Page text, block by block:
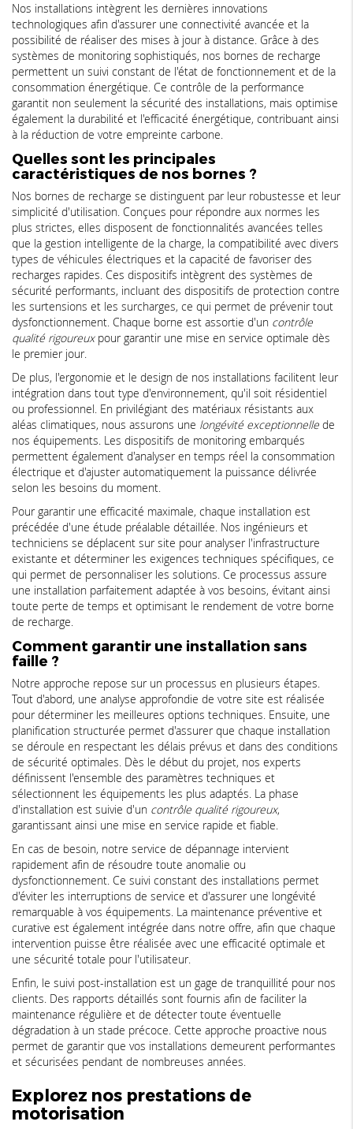
Nos installations intègrent les dernières innovations
technologiques afin d'assurer une connectivité avancée et la
possibilité de réaliser des mises à jour à distance. Grâce à des
systèmes de monitoring sophistiqués, nos bornes de recharge
permettent un suivi constant de l'état de fonctionnement et de la
consommation énergétique. Ce contrôle de la performance
garantit non seulement la sécurité des installations, mais optimise
également la durabilité et l'efficacité énergétique, contribuant ainsi
à la réduction de votre empreinte carbone.
Quelles sont les principales
caractéristiques de nos bornes ?
Nos bornes de recharge se distinguent par leur robustesse et leur
simplicité d'utilisation. Conçues pour répondre aux normes les
plus strictes, elles disposent de fonctionnalités avancées telles
que la gestion intelligente de la charge, la compatibilité avec divers
types de véhicules électriques et la capacité de favoriser des
recharges rapides. Ces dispositifs intègrent des systèmes de
sécurité performants, incluant des dispositifs de protection contre
les surtensions et les surcharges, ce qui permet de prévenir tout
dysfonctionnement. Chaque borne est assortie d'un contrôle
qualité rigoureuxpour garantir une mise en service optimale dès
le premier jour.
De plus, l'ergonomie et le design de nos installations facilitent leur
intégration dans tout type d'environnement, qu'il soit résidentiel
ou professionnel. En privilégiant des matériaux résistants aux
aléas climatiques, nous assurons une longévité exceptionnelle de
nos équipements. Les dispositifs de monitoring embarqués
permettent également d'analyser en temps réel la consommation
électrique et d'ajuster automatiquement la puissance délivrée
selon les besoins du moment.
Pour garantir une efficacité maximale, chaque installation est
précédée d'une étude préalable détaillée. Nos ingénieurs et
techniciens se déplacent sur site pour analyser l'infrastructure
existante et déterminer les exigences techniques spécifiques, ce
qui permet de personnaliser les solutions. Ce processus assure
une installation parfaitement adaptée à vos besoins, évitant ainsi
toute perte de temps et optimisant le rendement de votre borne
de recharge.
Comment garantir une installation sans
faille ?
Notre approche repose sur un processus en plusieurs étapes.
Tout d'abord, une analyse approfondie de votre site est réalisée
pour déterminer les meilleures options techniques. Ensuite, une
planification structurée permet d'assurer que chaque installation
se déroule en respectant les délais prévus et dans des conditions
de sécurité optimales. Dès le début du projet, nos experts
définissent l'ensemble des paramètres techniques et
sélectionnent les équipements les plus adaptés. La phase
d'installation est suivie d'un contrôle qualité rigoureux,
garantissant ainsi une mise en service rapide et fiable.
En cas de besoin, notre service de dépannage intervient
rapidement afin de résoudre toute anomalie ou
dysfonctionnement. Ce suivi constant des installations permet
d'éviter les interruptions de service et d'assurer une longévité
remarquable à vos équipements. La maintenance préventive et
curative est également intégrée dans notre offre, afin que chaque
intervention puisse être réalisée avec une efficacité optimale et
une sécurité totale pour l'utilisateur.
Enfin, le suivi post-installation est un gage de tranquillité pour nos
clients. Des rapports détaillés sont fournis afin de faciliter la
maintenance régulière et de détecter toute éventuelle
dégradation à un stade précoce. Cette approche proactive nous
permet de garantir que vos installations demeurent performantes
et sécurisées pendant de nombreuses années.
Explorez nos prestations de
motorisation